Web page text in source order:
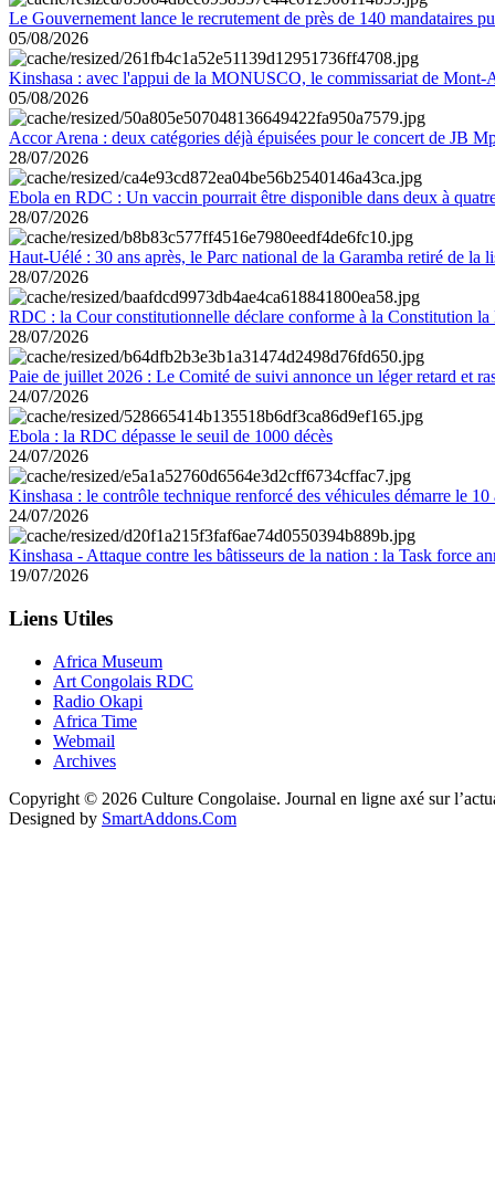
Le Gouvernement lance le recrutement de près de 140 mandataires
05/08/2026
Kinshasa : avec l'appui de la MONUSCO, le commissariat de Mont-
05/08/2026
Accor Arena : deux catégories déjà épuisées pour le concert de JB
28/07/2026
Ebola en RDC : Un vaccin pourrait être disponible dans deux à
28/07/2026
Haut-Uélé : 30 ans après, le Parc national de la Garamba retiré de la
28/07/2026
RDC : la Cour constitutionnelle déclare conforme à la Constitution la
28/07/2026
Paie de juillet 2026 : Le Comité de suivi annonce un léger retard et
24/07/2026
Ebola : la RDC dépasse le seuil de 1000 décès
24/07/2026
Kinshasa : le contrôle technique renforcé des véhicules démarre le 10
24/07/2026
Kinshasa - Attaque contre les bâtisseurs de la nation : la Task force
19/07/2026
Liens Utiles
Africa Museum
Art Congolais RDC
Radio Okapi
Africa Time
Webmail
Archives
Copyright © 2026 Culture Congolaise. Journal en ligne axé sur
Designed by SmartAddons.Com